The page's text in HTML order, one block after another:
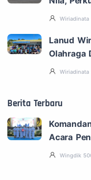
Wiriadinata
Lanud
Olahraga
Wiriadinata
Berita Terbaru
Acara
Wingdik